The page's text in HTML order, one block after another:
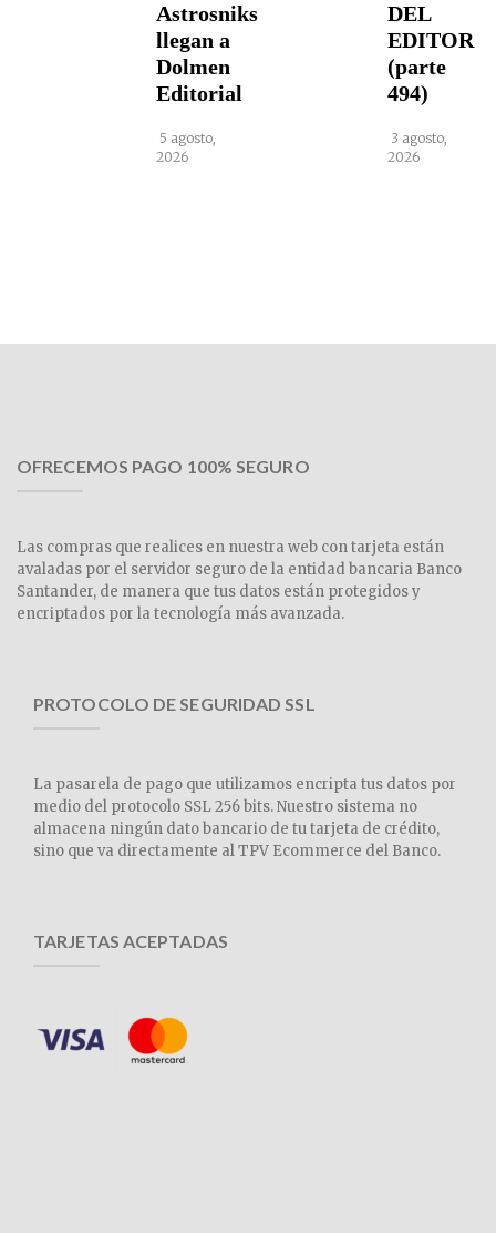
Astrosniks
llegan a
Dolmen
Editorial
5 agosto,
2026
DEL
EDITOR
(parte
494)
3 agosto,
2026
OFRECEMOS PAGO 100% SEGURO
Las compras que realices en nuestra web con tarjeta están
avaladas por el servidor seguro de la entidad bancaria Banco
Santander, de manera que tus datos están protegidos y
encriptados por la tecnología más avanzada.
PROTOCOLO DE SEGURIDAD SSL
La pasarela de pago que utilizamos encripta tus datos por
medio del protocolo SSL 256 bits. Nuestro sistema no
almacena ningún dato bancario de tu tarjeta de crédito,
sino que va directamente al TPV Ecommerce del Banco.
TARJETAS ACEPTADAS